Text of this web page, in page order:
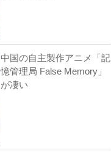
中国の自主製作アニメ「記
憶管理局 False Memory」
が凄い